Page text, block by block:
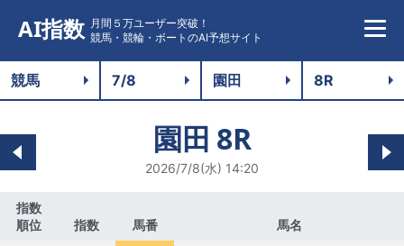
AI指数 月間５万ユーザー突破！
競馬・競輪・ボートのAI予想サイト
園田 8R
2026/7/8(水) 14:20
指数
順位
指数 馬番 馬名